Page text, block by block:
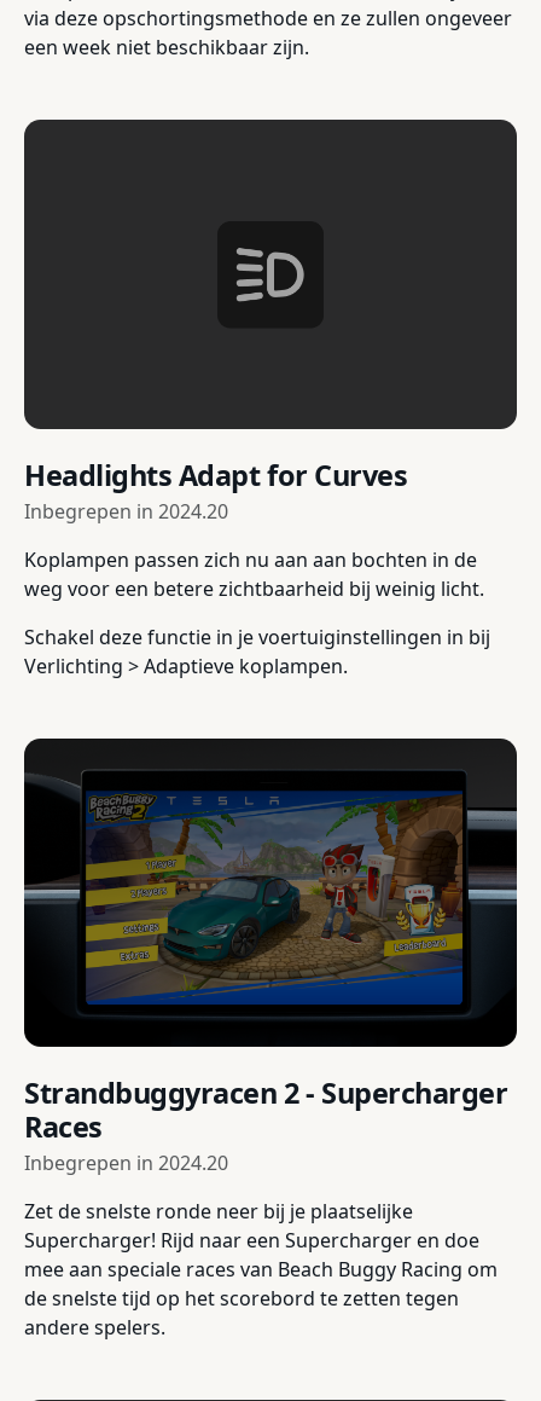
via deze opschortingsmethode en ze zullen ongeveer
een week niet beschikbaar zijn.
Headlights Adapt for Curves
Inbegrepen in 2024.20
Koplampen passen zich nu aan aan bochten in de
weg voor een betere zichtbaarheid bij weinig licht.
Schakel deze functie in je voertuiginstellingen in bij
Verlichting > Adaptieve koplampen.
Strandbuggyracen 2 - Supercharger
Races
Inbegrepen in 2024.20
Zet de snelste ronde neer bij je plaatselijke
Supercharger! Rijd naar een Supercharger en doe
mee aan speciale races van Beach Buggy Racing om
de snelste tijd op het scorebord te zetten tegen
andere spelers.